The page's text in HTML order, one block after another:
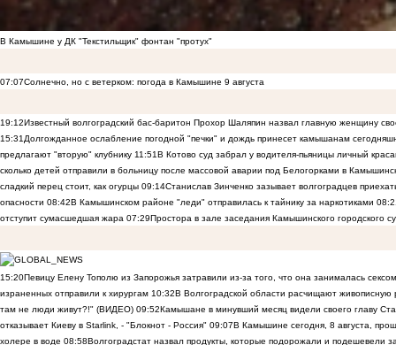
В Камышине у ДК "Текстильщик" фонтан "протух"
07:07Солнечно, но с ветерком: погода в Камышине 9 августа
19:12Известный волгоградский бас-баритон Прохор Шаляпин назвал главную женщину
15:31Долгожданное ослабление погодной "печки" и дождь принесет камышанам
предлагают "вторую" клубнику 11:51В Котово суд забрал у водителя-пьяницы личный
сколько детей отправили в больницу после массовой аварии под Белогорками в
сладкий перец стоит, как огурцы 09:14Станислав Зинченко зазывает волгоградцев
опасности 08:42В Камышинском районе "леди" отправилась к тайнику за наркотиками
отступит сумасшедшая жара 07:29Простора в зале заседания Камышинского городского
15:20Певицу Елену Тополю из Запорожья затравили из-за того, что она занималась
израненных отправили к хирургам 10:32В Волгоградской области расчищают
там не люди живут?!" (ВИДЕО) 09:52Камышане в минувший месяц видели своего главу
отказывает Киеву в Starlink, - "Блокнот - Россия" 09:07В Камышине сегодня, 8 августа,
холере в воде 08:58Волгоградстат назвал продукты, которые подорожали и подешевели